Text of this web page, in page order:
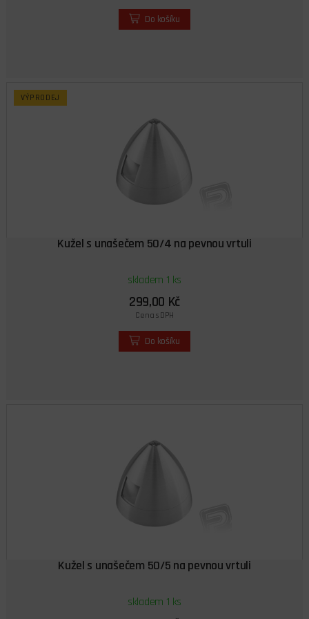
Do košíku
VÝPRODEJ
Kužel s unašečem 50/4 na pevnou vrtuli
skladem 1 ks
299,00 Kč
Cena s DPH
Do košíku
Kužel s unašečem 50/5 na pevnou vrtuli
skladem 1 ks